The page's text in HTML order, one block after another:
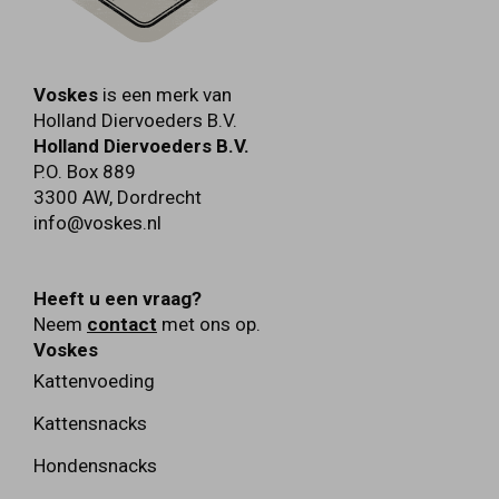
Voskes is een merk van
Holland Diervoeders B.V.
Holland Diervoeders B.V.
P.O. Box 889
3300 AW, Dordrecht
info@voskes.nl
Heeft u een vraag?
Neem contact met ons op.
Voskes
Kattenvoeding
Kattensnacks
Hondensnacks